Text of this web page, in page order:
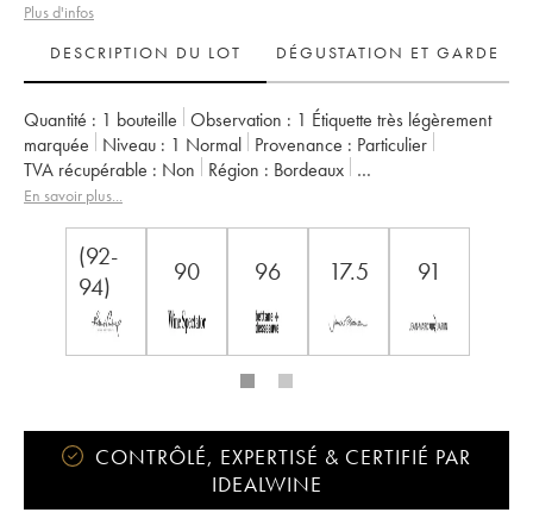
Plus d'infos
DESCRIPTION DU LOT
DÉGUSTATION ET GARDE
Quantité : 1 bouteille Observation : 1 Étiquette très légèrement
marquée
Niveau : 1 Normal Provenance : particulier
TVA récupérable :
non Région :
Bordeaux
Appellation :
En savoir plus...
(92-
94)
90 96 17.5 91
CONTRÔLÉ, EXPERTISÉ & CERTIFIÉ PAR
IDEALWINE